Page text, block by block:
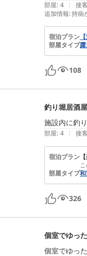
部屋: 4 | 接
追加情報:持病
宿泊プラン
部屋タイプ
108
釣り堀居酒
施設内に釣
部屋: 4 | 接
宿泊プラン
部屋タイプ
326
個室でゆっ
個室でゆっ